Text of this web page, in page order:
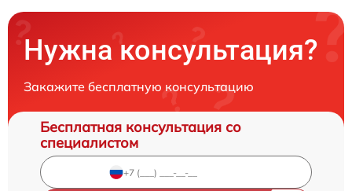
Нужна консультация?
Закажите бесплатную консультацию
Бесплатная консультация со
специалистом